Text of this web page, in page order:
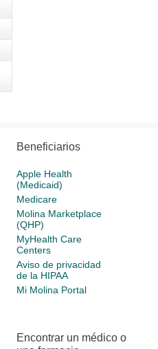
Beneficiarios
Apple Health
(Medicaid)
Medicare
Molina Marketplace
(QHP)
MyHealth Care
Centers
Aviso de privacidad
de la HIPAA
Mi Molina Portal
Encontrar un médico o